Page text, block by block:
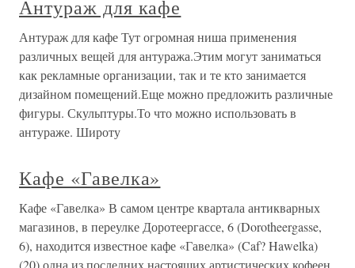
Антураж для кафе
Антураж для кафе Тут огромная ниша применения
различных вещей для антуража.Этим могут заниматься
как рекламные организации, так и те кто занимается
дизайном помещений.Еще можно предложить различные
фигуры. Скульптуры.То что можно использовать в
антураже. Широту
Кафе «Гавелка»
Кафе «Гавелка» В самом центре квартала антикварных
магазинов, в переулке Доротеергассе, 6 (Dorotheergasse,
6), находится известное кафе «Гавелка» (Caf? Hawelka)
(20),одна из последних настоящих артистических кофеен,